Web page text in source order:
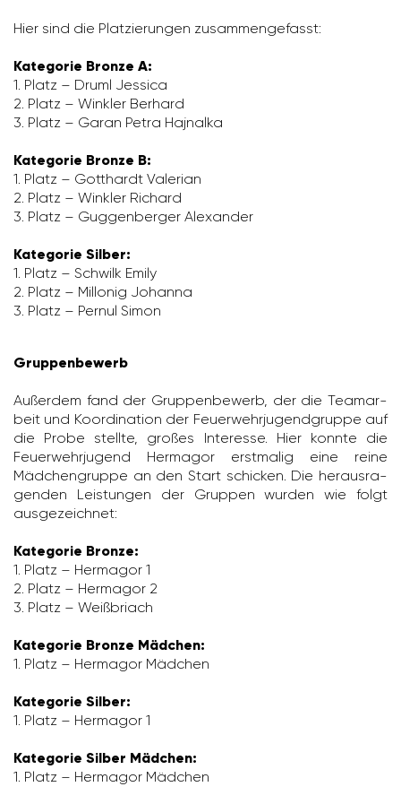
Hier sind die Plat­zie­rungen zusam­men­ge­fasst:
Kategorie Bronze A:
1. Platz – Druml Jessica
2. Platz – Winkler Berhard
3. Platz – Garan Petra Hajnalka
Kategorie Bronze B:
1. Platz – Gott­hardt Vale­rian
2. Platz – Winkler Richard
3. Platz – Guggen­berger Alex­ander
Kategorie Silber:
1. Platz – Schwilk Emily
2. Platz – Millonig Johanna
3. Platz – Pernul Simon
Gruppenbewerb
Außerdem fand der Grup­pen­be­werb, der die Team­ar­
beit und Koor­di­na­tion der Feuer­wehr­ju­gend­gruppe auf
die Probe stellte, großes Inter­esse. Hier konnte die
Feuer­wehr­ju­gend Hermagor erst­malig eine reine
Mädchen­gruppe an den Start schi­cken. Die heraus­ra­
genden Leis­tungen der Gruppen wurden wie folgt
ausge­zeichnet:
Kategorie Bronze:
1. Platz – Hermagor 1
2. Platz – Hermagor 2
3. Platz – Weiß­briach
Kategorie Bronze Mädchen:
1. Platz – Hermagor Mädchen
Kategorie Silber:
1. Platz – Hermagor 1
Kategorie Silber Mädchen:
1. Platz – Hermagor Mädchen